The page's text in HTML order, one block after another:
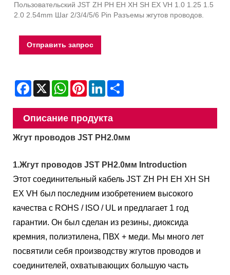
Пользовательский JST ZH PH EH XH SH EX VH 1.0 1.25 1.5
2.0 2.54mm Шаг 2/3/4/5/6 Pin Разъемы жгутов проводов.
Отправить запрос
Facebook
X WhatsAppPinterestLinkedIn
Описание продукта
Жгут проводов JST PH2.0мм
1.Жгут проводов JST PH2.0мм Introduction
Этот соединительный кабель JST ZH PH EH XH SH
EX VH был последним изобретением высокого
качества с ROHS / ISO / UL и предлагает 1 год
гарантии. Он был сделан из резины, диоксида
кремния, полиэтилена, ПВХ + меди. Мы много лет
посвятили себя производству жгутов проводов и
соединителей, охватывающих большую часть